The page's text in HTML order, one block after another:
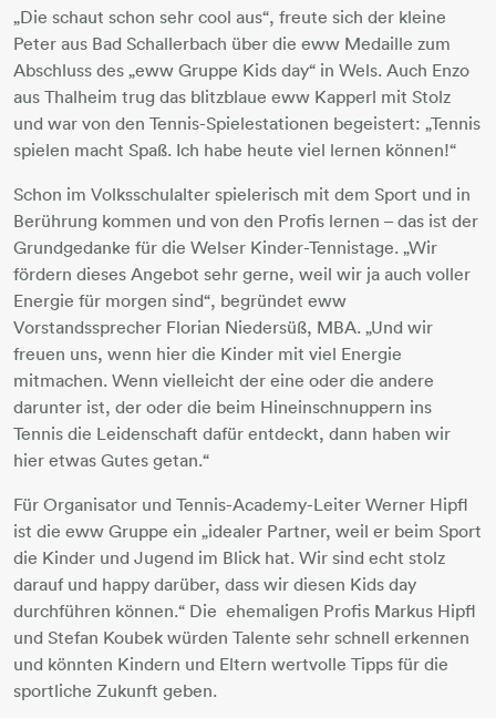
„Die schaut schon sehr cool aus“, freute sich der kleine
Peter aus Bad Schallerbach über die eww Medaille zum
Abschluss des „eww Gruppe Kids day“ in Wels. Auch Enzo
aus Thalheim trug das blitzblaue eww Kapperl mit Stolz
und war von den Tennis-Spielestationen begeistert: „Tennis
spielen macht Spaß. Ich habe heute viel lernen können!“
Schon im Volksschulalter spielerisch mit dem Sport und in
Berührung kommen und von den Profis lernen – das ist der
Grundgedanke für die Welser Kinder-Tennistage. „Wir
fördern dieses Angebot sehr gerne, weil wir ja auch voller
Energie für morgen sind“, begründet eww
Vorstandssprecher Florian Niedersüß, MBA. „Und wir
freuen uns, wenn hier die Kinder mit viel Energie
mitmachen. Wenn vielleicht der eine oder die andere
darunter ist, der oder die beim Hineinschnuppern ins
Tennis die Leidenschaft dafür entdeckt, dann haben wir
hier etwas Gutes getan.“
Für Organisator und Tennis-Academy-Leiter Werner Hipfl
ist die eww Gruppe ein „idealer Partner, weil er beim Sport
die Kinder und Jugend im Blick hat. Wir sind echt stolz
darauf und happy darüber, dass wir diesen Kids day
durchführen können.“ Die ehemaligen Profis Markus Hipfl
und Stefan Koubek würden Talente sehr schnell erkennen
und könnten Kindern und Eltern wertvolle Tipps für die
sportliche Zukunft geben.